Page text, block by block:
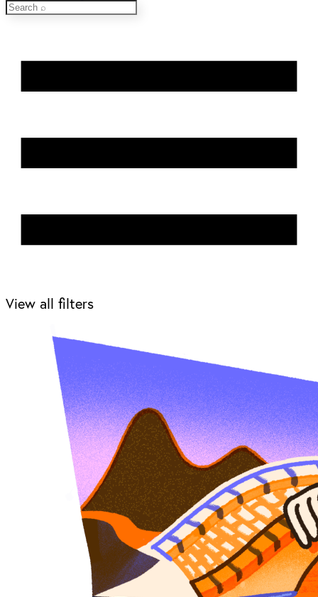
View all filters